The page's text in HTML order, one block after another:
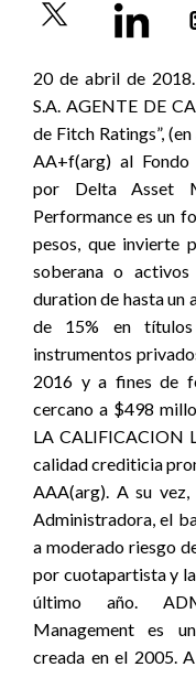
20 de abril de
S.A. AGENTE DE
de Fitch Ratings”,
AA+f(arg) al Fondo
por Delta Asset
Performance es un
pesos, que invierte
soberana o
duration de hasta un
de 15% en
instrumentos
2016 y a fines de
cercano a $498
LA CALIFICACION
calidad crediticia
AAA(arg). A su
Administradora, el
a moderado riesgo
por cuotapartista y
último año.
Management es
creada en el 2005.